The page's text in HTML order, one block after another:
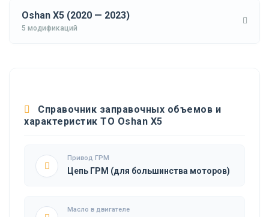
Oshan X5 (2020 — 2023)
5 модификаций
Справочник заправочных объемов и
характеристик ТО Oshan X5
Привод ГРМ
Цепь ГРМ (для большинства моторов)
Масло в двигателе